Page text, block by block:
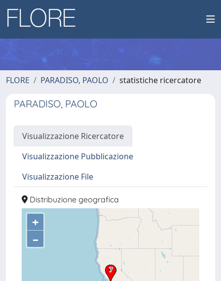
FLORE PARADISO, PAOLO statistiche ricercatore
PARADISO, PAOLO
Visualizzazione Ricercatore
Visualizzazione Pubblicazione
Visualizzazione File
Distribuzione geografica
+
–